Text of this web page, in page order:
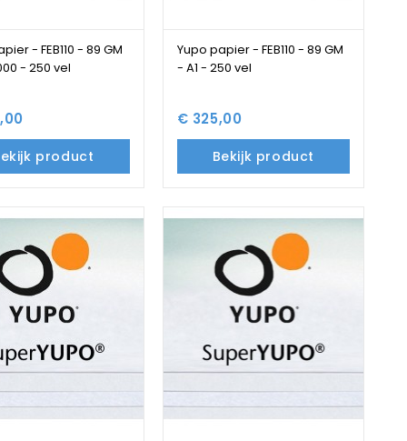
- FEB110 - 89 GM
- 250 vel
product
Yupo papier - FEB110 - 89 GM
- A1 - 250 vel
€ 325,00
Bekijk product